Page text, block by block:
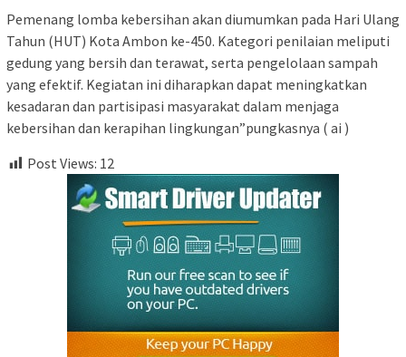
Pemenang lomba kebersihan akan diumumkan pada Hari Ulang
Tahun (HUT) Kota Ambon ke-450. Kategori penilaian meliputi
gedung yang bersih dan terawat, serta pengelolaan sampah
yang efektif. Kegiatan ini diharapkan dapat meningkatkan
kesadaran dan partisipasi masyarakat dalam menjaga
kebersihan dan kerapihan lingkungan”pungkasnya ( ai )
Post Views: 12